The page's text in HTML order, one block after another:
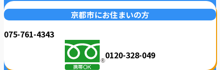
京都市にお住まいの方
075-761-4343
0120-328-049